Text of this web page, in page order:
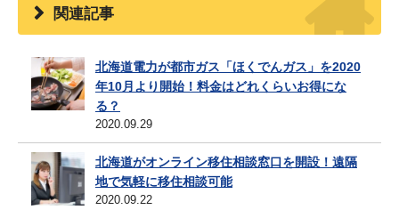
関連記事
北海道電力が都市ガス「ほくでんガス」を2020
年10月より開始！料金はどれくらいお得にな
る？
2020.09.29
北海道がオンライン移住相談窓口を開設！遠隔
地で気軽に移住相談可能
2020.09.22